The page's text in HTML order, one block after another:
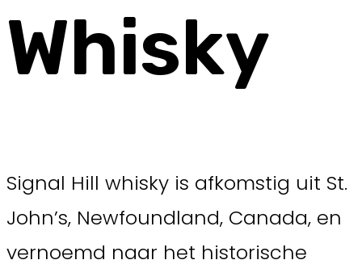
Whisky
Signal Hill whisky is afkomstig uit St.
John’s, Newfoundland, Canada, en
vernoemd naar het historische